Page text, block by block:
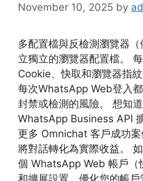
November 10, 2025 by
多配置檔與反檢測瀏覽器
立獨立的瀏覽器配置檔。
Cookie、快取和瀏覽器指
每次WhatsApp Web登入
封禁或檢測的風險。 想知
WhatsApp Business API
更多 Omnichat 客戶成功
將對話轉化為實際收益。
個 WhatsApp Web 帳戶（
和擴展設置，優化您的帳